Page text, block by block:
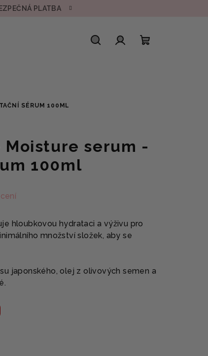
PLATBA
SÉRUM 100ML
Moisture serum -
100ml
hloubkovou hydrataci a výživu pro
množství složek, aby se
japonského, olej z olivových semen a